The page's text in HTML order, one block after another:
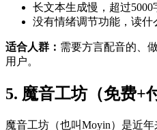
长文本生成慢，超过5000
没有情绪调节功能，读什
适合人群： 需要方言配音的、
用户。
5. 魔音工坊（免费+
魔音工坊（也叫Moyin）是近